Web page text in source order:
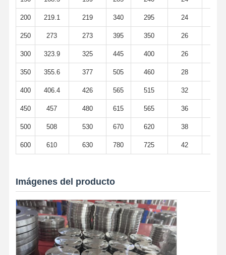
200 219.1 219 340 295 24
250 273 273 395 350 26
300 323.9 325 445 400 26
350 355.6 377 505 460 28
400 406.4 426 565 515 32
450 457 480 615 565 36
500 508 530 670 620 38
600 610 630 780 725 42
Imágenes del producto